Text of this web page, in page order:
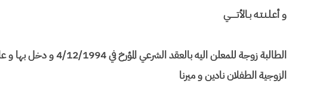
و أعـلـنـتـه بـالأتـــــي
الطالبة زوجة للمعلن اليه
الزوجية الطفلان نادين و ميرنا